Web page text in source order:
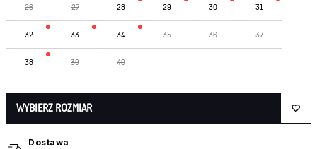
26 27 28 29 30 31
32 33 34 35 36 37
38 39 40
WYBIERZ ROZMIAR
Dostawa